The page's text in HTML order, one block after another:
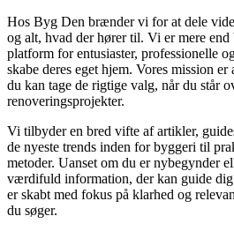
Hos Byg Den brænder vi for at dele
og alt, hvad der hører til. Vi er mere end
platform for entusiaster, professionelle
skabe deres eget hjem. Vores mission
du kan tage de rigtige valg, når du står
renoveringsprojekter.
Vi tilbyder en bred vifte af artikler,
de nyeste trends inden for byggeri til
metoder. Uanset om du er nybegynder
værdifuld information, der kan guide
er skabt med fokus på klarhed og
du søger.